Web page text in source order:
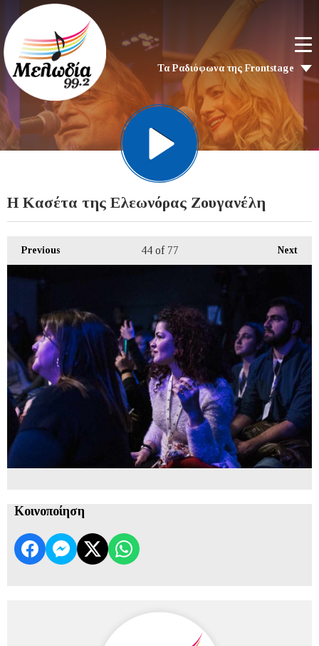
Τα Ραδιόφωνα της Frontstage
Η Κασέτα της Ελεωνόρας Ζουγανέλη
Previous Next
44of 77
Κοινοποίηση